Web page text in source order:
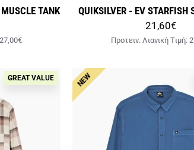
TANK
27,00€
QUIKSILVER - EV STARFISH
21,60€
Προτειν. Λιανική Tιμή:
GREAT VALUE NEW